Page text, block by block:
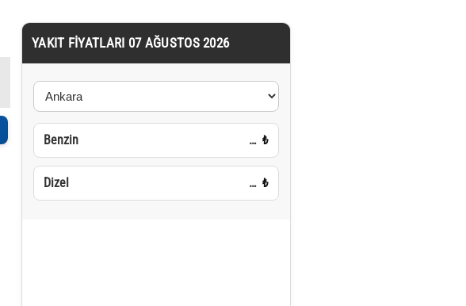
YAKIT FIYATLARI 07 AĞUSTOS 2026
Benzin … ₺
Dizel … ₺